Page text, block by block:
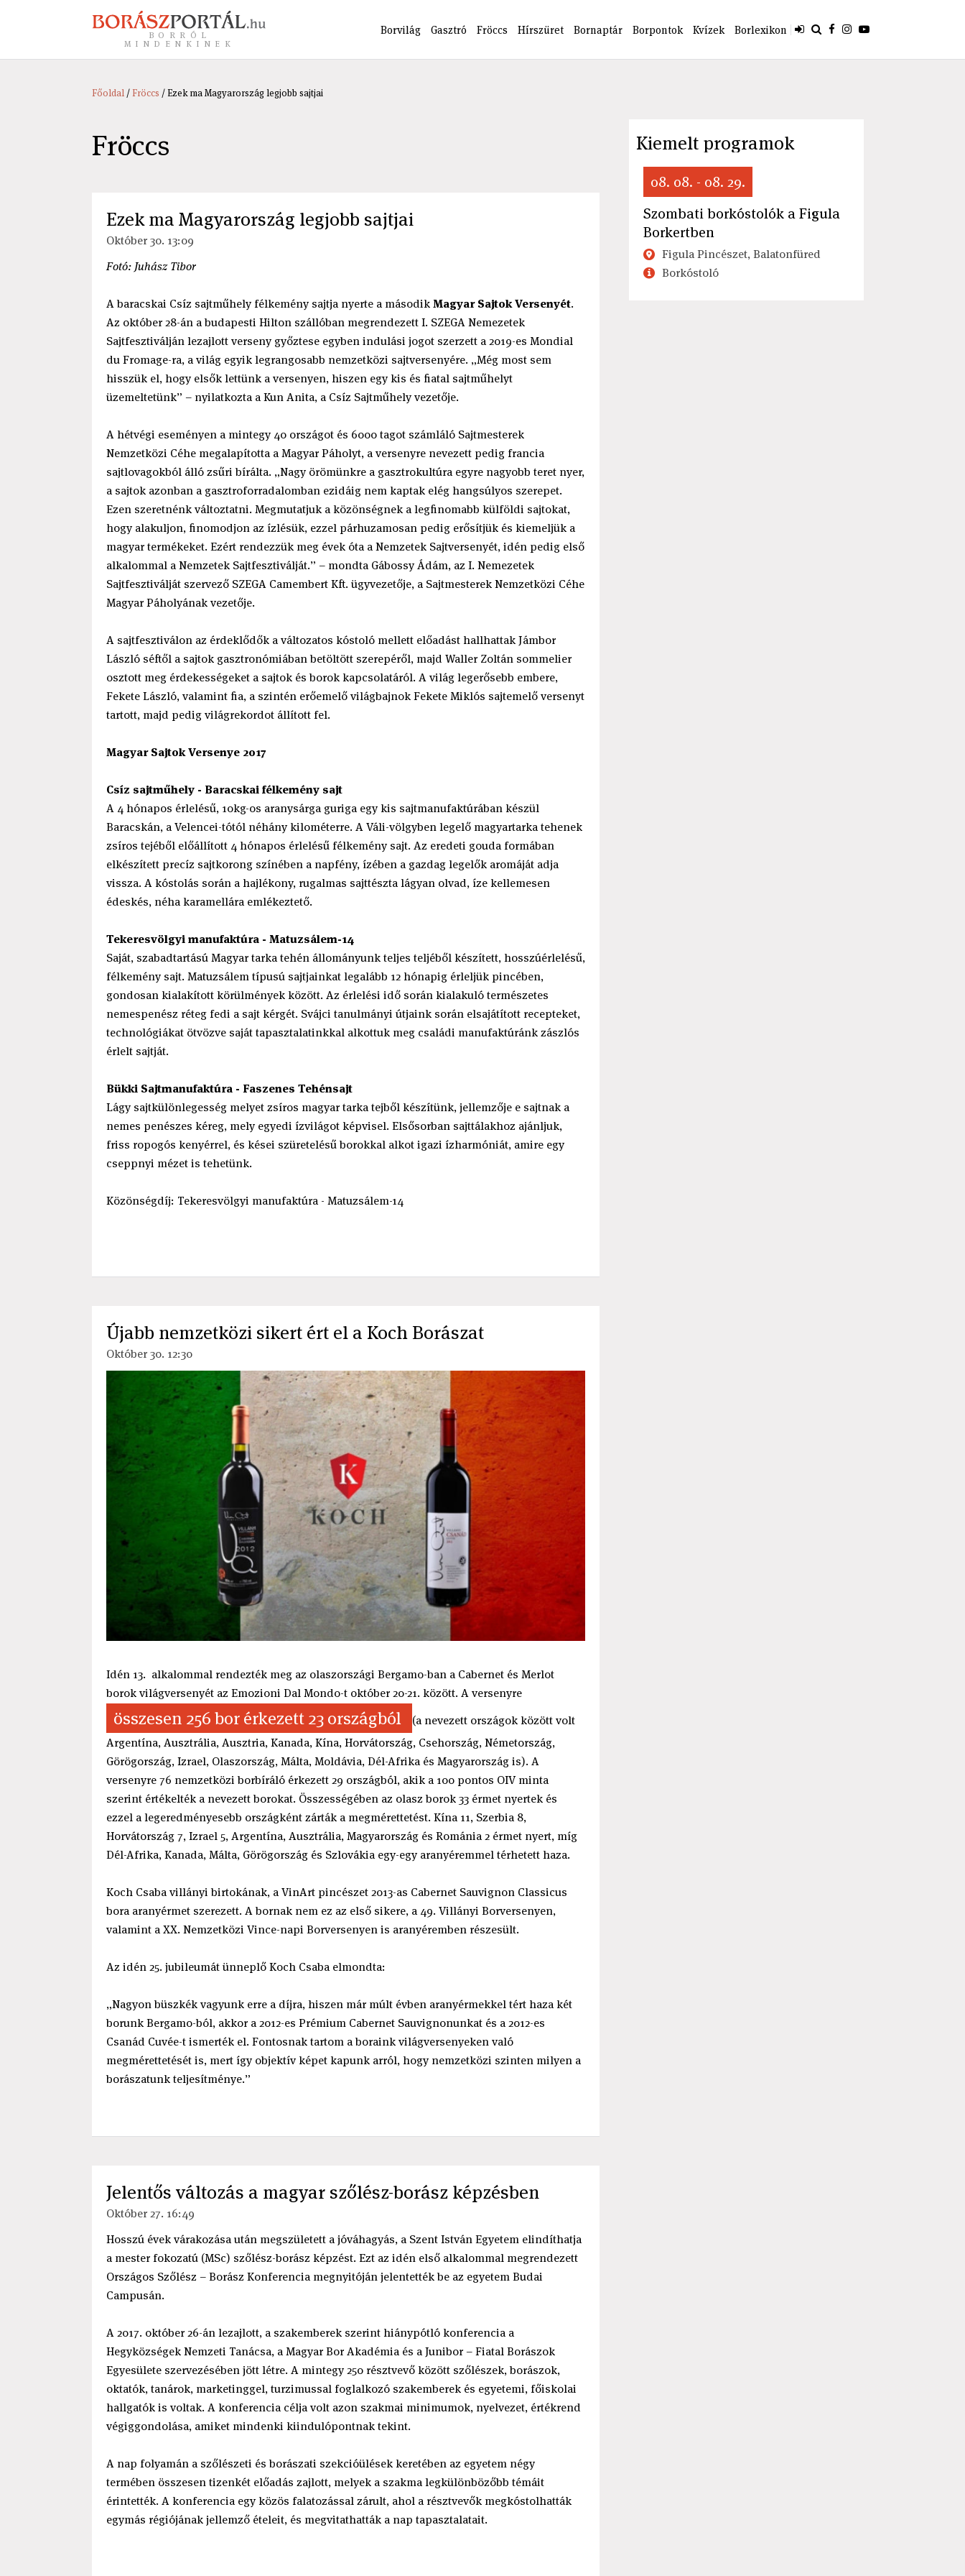
BORRÓL
MINDENKINEK
Borvilág Gasztró Fröccs Hírszüret Bornaptár Borpontok Kvízek Borlexikon
Főoldal/Fröccs / Ezek ma Magyarország legjobb sajtjai
Fröccs
Ezek ma Magyarország legjobb sajtjai
Október 30. 13:09
Fotó: Juhász Tibor
A baracskai Csíz sajtműhely félkemény sajtja nyerte a másodikMagyar Sajtok Versenyét.
Az október 28-án a budapesti Hilton szállóban megrendezett I. SZEGA Nemezetek
Sajtfesztiválján lezajlott verseny győztese egyben indulási jogot szerzett a 2019-es Mondial
du Fromage-ra, a világ egyik legrangosabb nemzetközi sajtversenyére. „Még most sem
hisszük el, hogy elsők lettünk a versenyen, hiszen egy kis és fiatal sajtműhelyt
üzemeltetünk” – nyilatkozta a Kun Anita, a Csíz Sajtműhely vezetője.
A hétvégi eseményen a mintegy 40 országot és 6000 tagot számláló Sajtmesterek
Nemzetközi Céhe megalapította a Magyar Páholyt, a versenyre nevezett pedig francia
sajtlovagokból álló zsűri bírálta. „Nagy örömünkre a gasztrokultúra egyre nagyobb teret nyer,
a sajtok azonban a gasztroforradalomban ezidáig nem kaptak elég hangsúlyos szerepet.
Ezen szeretnénk változtatni. Megmutatjuk a közönségnek a legfinomabb külföldi sajtokat,
hogy alakuljon, finomodjon az ízlésük, ezzel párhuzamosan pedig erősítjük és kiemeljük a
magyar termékeket. Ezért rendezzük meg évek óta a Nemzetek Sajtversenyét, idén pedig első
alkalommal a Nemzetek Sajtfesztiválját.” – mondta Gábossy Ádám, az I. Nemezetek
Sajtfesztiválját szervező SZEGA Camembert Kft. ügyvezetője, a Sajtmesterek Nemzetközi Céhe
Magyar Páholyának vezetője.
A sajtfesztiválon az érdeklődők a változatos kóstoló mellett előadást hallhattak Jámbor
László séftől a sajtok gasztronómiában betöltött szerepéről, majd Waller Zoltán sommelier
osztott meg érdekességeket a sajtok és borok kapcsolatáról. A világ legerősebb embere,
Fekete László, valamint fia, a szintén erőemelő világbajnok Fekete Miklós sajtemelő versenyt
tartott, majd pedig világrekordot állított fel.
Magyar Sajtok Versenye 2017
Csíz sajtműhely - Baracskai félkemény sajt
A 4 hónapos érlelésű, 10kg-os aranysárga guriga egy kis sajtmanufaktúrában készül
Baracskán, a Velencei-tótól néhány kilométerre. A Váli-völgyben legelő magyartarka tehenek
zsíros tejéből előállított 4 hónapos érlelésű félkemény sajt. Az eredeti gouda formában
elkészített precíz sajtkorong színében a napfény, ízében a gazdag legelők aromáját adja
vissza. A kóstolás során a hajlékony, rugalmas sajttészta lágyan olvad, íze kellemesen
édeskés, néha karamellára emlékeztető.
Tekeresvölgyi manufaktúra - Matuzsálem-14
Saját, szabadtartású Magyar tarka tehén állományunk teljes teljéből készített, hosszúérlelésű,
félkemény sajt. Matuzsálem típusú sajtjainkat legalább 12 hónapig érleljük pincében,
gondosan kialakított körülmények között. Az érlelési idő során kialakuló természetes
nemespenész réteg fedi a sajt kérgét. Svájci tanulmányi útjaink során elsajátított recepteket,
technológiákat ötvözve saját tapasztalatinkkal alkottuk meg családi manufaktúránk zászlós
érlelt sajtját.
Bükki Sajtmanufaktúra - Faszenes Tehénsajt
Lágy sajtkülönlegesség melyet zsíros magyar tarka tejből készítünk, jellemzője e sajtnak a
nemes penészes kéreg, mely egyedi ízvilágot képvisel. Elsősorban sajttálakhoz ajánljuk,
friss ropogós kenyérrel, és kései szüretelésű borokkal alkot igazi ízharmóniát, amire egy
cseppnyi mézet is tehetünk.
Közönségdíj: Tekeresvölgyi manufaktúra - Matuzsálem-14
Újabb nemzetközi sikert ért el a Koch Borászat
Október 30. 12:30
Idén 13. alkalommal rendezték meg az olaszországi Bergamo-ban a Cabernet és Merlot
borok világversenyét az Emozioni Dal Mondo-t október 20-21. között. A versenyre
összesen 256 bor érkezett 23 országból
(a nevezett országok között volt
Argentína, Ausztrália, Ausztria, Kanada, Kína, Horvátország, Csehország, Németország,
Görögország, Izrael, Olaszország, Málta, Moldávia, Dél-Afrika és Magyarország is). A
versenyre 76 nemzetközi borbíráló érkezett 29 országból, akik a 100 pontos OIV minta
szerint értékelték a nevezett borokat. Összességében az olasz borok 33 érmet nyertek és
ezzel a legeredményesebb országként zárták a megmérettetést. Kína 11, Szerbia 8,
Horvátország 7, Izrael 5, Argentína, Ausztrália, Magyarország és Románia 2 érmet nyert, míg
Dél-Afrika, Kanada, Málta, Görögország és Szlovákia egy-egy aranyéremmel térhetett haza.
Koch Csaba villányi birtokának, a VinArt pincészet 2013-as Cabernet Sauvignon Classicus
bora aranyérmet szerezett. A bornak nem ez az első sikere, a 49. Villányi Borversenyen,
valamint a XX. Nemzetközi Vince-napi Borversenyen is aranyéremben részesült.
Az idén 25. jubileumát ünneplő Koch Csaba elmondta:
„Nagyon büszkék vagyunk erre a díjra, hiszen már múlt évben aranyérmekkel tért haza két
borunk Bergamo-ból, akkor a 2012-es Prémium Cabernet Sauvignonunkat és a 2012-es
Csanád Cuvée-t ismerték el. Fontosnak tartom a boraink világversenyeken való
megmérettetését is, mert így objektív képet kapunk arról, hogy nemzetközi szinten milyen a
borászatunk teljesítménye.”
Jelentős változás a magyar szőlész-borász képzésben
Október 27. 16:49
Hosszú évek várakozása után megszületett a jóváhagyás, a Szent István Egyetem elindíthatja
a mester fokozatú (MSc) szőlész-borász képzést. Ezt az idén első alkalommal megrendezett
Országos Szőlész – Borász Konferencia megnyitóján jelentették be az egyetem Budai
Campusán.
A 2017. október 26-án lezajlott, a szakemberek szerint hiánypótló konferencia a
Hegyközségek Nemzeti Tanácsa, a Magyar Bor Akadémia és a Junibor – Fiatal Borászok
Egyesülete szervezésében jött létre. A mintegy 250 résztvevő között szőlészek, borászok,
oktatók, tanárok, marketinggel, turzimussal foglalkozó szakemberek és egyetemi, főiskolai
hallgatók is voltak. A konferencia célja volt azon szakmai minimumok, nyelvezet, értékrend
végiggondolása, amiket mindenki kiindulópontnak tekint.
A nap folyamán a szőlészeti és borászati szekcióülések keretében az egyetem négy
termében összesen tizenkét előadás zajlott, melyek a szakma legkülönbözőbb témáit
érintették. A konferencia egy közös falatozással zárult, ahol a résztvevők megkóstolhatták
egymás régiójának jellemző ételeit, és megvitathatták a nap tapasztalatait.
Kiemelt programok
08. 08. - 08. 29.
Szombati borkóstolók a Figula
Borkertben
Figula Pincészet, Balatonfüred
Borkóstoló